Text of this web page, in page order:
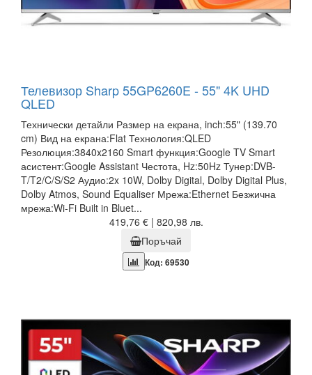
Телевизор Sharp 55GP6260E - 55" 4K UHD
QLED
Технически детайли Размер на екрана, inch:55" (139.70
cm) Вид на екрана:Flat Технология:QLED
Резолюция:3840x2160 Smart функция:Google TV Smart
асистент:Google Assistant Честота, Hz:50Hz Тунер:DVB-
T/T2/C/S/S2 Аудио:2x 10W, Dolby Digital, Dolby Digital Plus,
Dolby Atmos, Sound Equaliser Мрежа:Ethernet Безжична
мрежа:Wi-Fi Built in Bluet...
419,76 € | 820,98 лв.
Поръчай
Код: 69530